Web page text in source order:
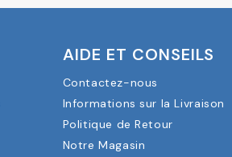
AIDE ET CONSEILS
Contactez-nous
Informations sur la Livraison
Politique de Retour
Notre Magasin